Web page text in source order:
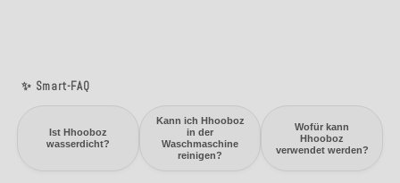
✨ Smart-FAQ
Ist Hhooboz
wasserdicht?
Kann ich Hhooboz
in der
Waschmaschine
reinigen?
Wofür kann
Hhooboz
verwendet werden?